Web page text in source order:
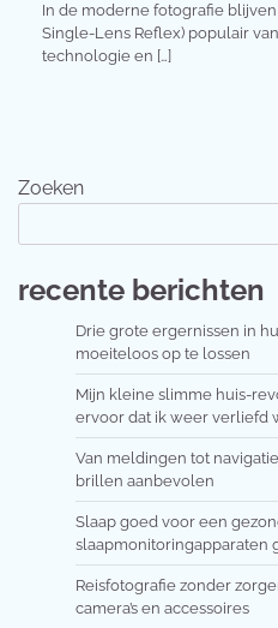
In de moderne fotografie blijven
Single-Lens Reflex) populair
technologie en […]
Zoeken
recente berichten
Drie grote ergernissen in
moeiteloos op te lossen
Mijn kleine slimme huis-
ervoor dat ik weer verliefd
Van meldingen tot
brillen aanbevolen
Slaap goed voor een
slaapmonitoringapparaten
Reisfotografie zonder
camera’s en accessoires